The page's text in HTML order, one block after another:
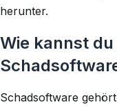
herunter.
Wie kannst
Schadsoftware